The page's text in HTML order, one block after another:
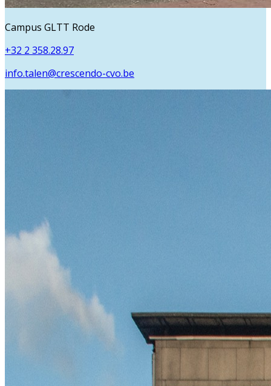
Campus GLTT Rode
+32 2 358.28.97
info.talen@crescendo-cvo.be